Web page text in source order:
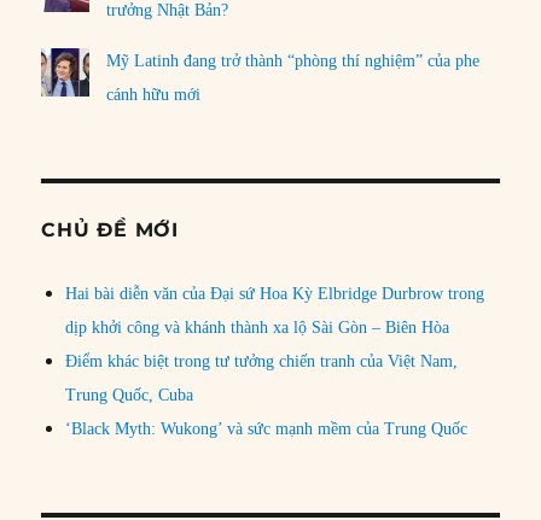
trưởng Nhật Bản?
Mỹ Latinh đang trở thành “phòng thí nghiệm” của phe
cánh hữu mới
CHỦ ĐỀ MỚI
Hai bài diễn văn của Đại sứ Hoa Kỳ Elbridge Durbrow trong
dịp khởi công và khánh thành xa lộ Sài Gòn – Biên Hòa
Điểm khác biệt trong tư tưởng chiến tranh của Việt Nam,
Trung Quốc, Cuba
‘Black Myth: Wukong’ và sức mạnh mềm của Trung Quốc